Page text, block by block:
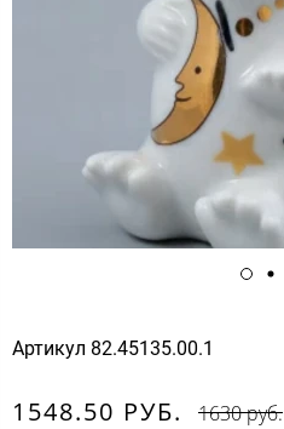
Артикул 82.45135.00.1
1548.50 РУБ. 1630 руб.